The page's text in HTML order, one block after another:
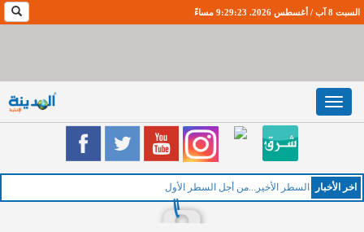
السبت 8 آب / أغسطس 2026. 9:29:24 مساءً
Toggle
navigation
اخر اﻷخبار السطر الأخير...من أجل السطر الأول